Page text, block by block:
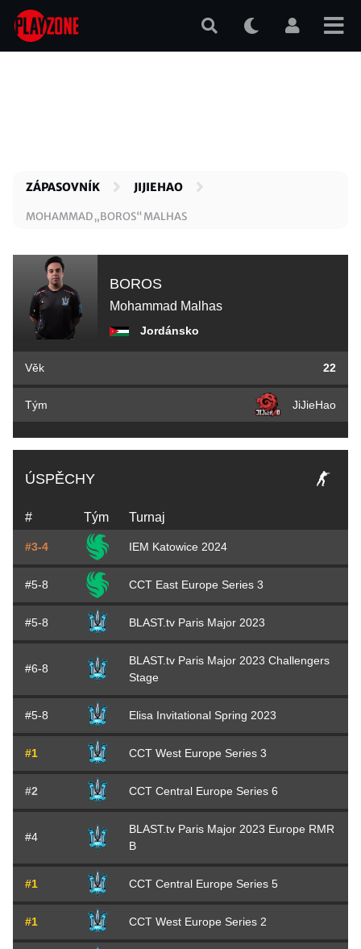
Přejít
hlavnímu
ZÁPASOVNÍK JIJIEHAO
MOHAMMAD „BOROS“ MALHAS
BOROS
Mohammad Malhas
Jordánsko
Věk 22
Tým JiJieHao
ÚSPĚCHY
# Tým Turnaj
#3-4 IEM Katowice 2024
#5-8 CCT East Europe Series 3
#5-8 BLAST.tv Paris Major 2023
#6-8
BLAST.tv Paris Major 2023 Challengers
Stage
#5-8 Elisa Invitational Spring 2023
#1 CCT West Europe Series 3
#2 CCT Central Europe Series 6
#4
BLAST.tv Paris Major 2023 Europe RMR
B
#1 CCT Central Europe Series 5
#1 CCT West Europe Series 2